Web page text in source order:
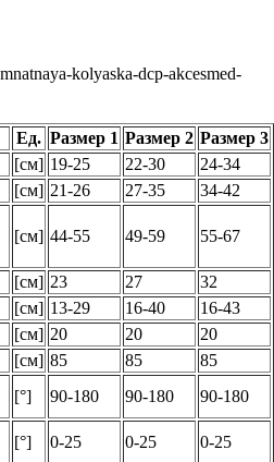
Ед. Размер 1 Размер 2 Размер 3
[см] 19-25 22-30
24-34
[см] 21-26 27-35 34-42
[см] 44-55 49-59 55-67
[см] 23 27
32
[см] 13-29 16-40
16-43
[см] 20 20
20
[см] 85 85
85
[°] 90-180 90-180 90-180
[°] 0-25 0-25 0-25